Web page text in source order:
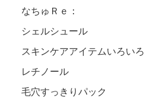
なちゅＲｅ：
シェルシュール
スキンケアアイテムいろいろ
レチノール
毛穴すっきりパック